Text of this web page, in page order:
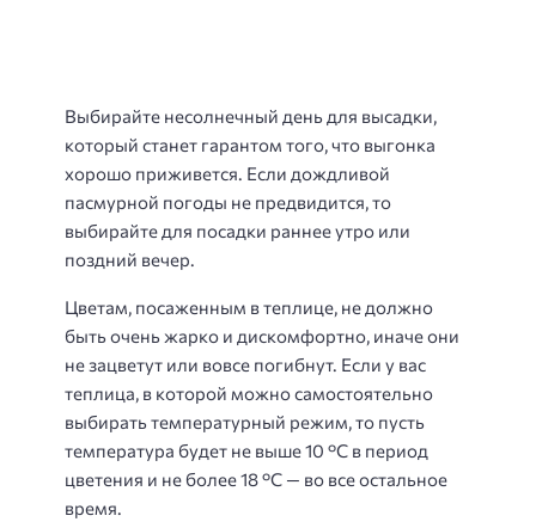
Выбирайте несолнечный день для высадки,
который станет гарантом того, что выгонка
хорошо приживется. Если дождливой
пасмурной погоды не предвидится, то
выбирайте для посадки раннее утро или
поздний вечер.
Цветам, посаженным в теплице, не должно
быть очень жарко и дискомфортно, иначе они
не зацветут или вовсе погибнут. Если у вас
теплица, в которой можно самостоятельно
выбирать температурный режим, то пусть
температура будет не выше 10 °C в период
цветения и не более 18 °C — во все остальное
время.